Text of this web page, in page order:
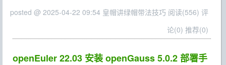
posted @ 2025-04-22 09:54 皇帽讲绿帽带法技巧 阅读(556) 评
论(0) 推荐(0)
openEuler 22.03 安装 openGauss 5.0.2 部署手